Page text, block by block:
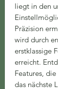
liegt in den
Präzision
wird durch
erstklassige
erreicht.
Features,
das nächste